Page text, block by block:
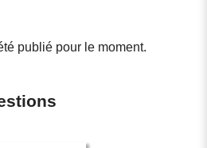
publié pour le moment.